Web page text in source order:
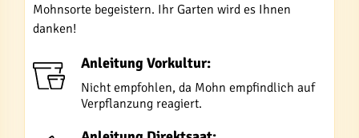
Mohnsorte begeistern. Ihr Garten wird es Ihnen
danken!
Anleitung Vorkultur:
Nicht empfohlen, da Mohn empfindlich auf
Verpflanzung reagiert.